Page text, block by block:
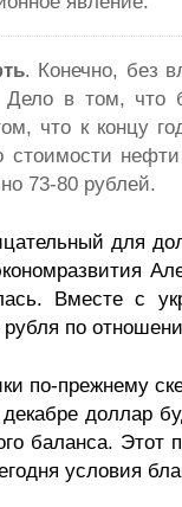
. Конечно, без
в том, что
что к концу
стоимости
73-80 рублей.
для
Вместе с
по
по-прежнему
доллар
баланса. Этот
условия